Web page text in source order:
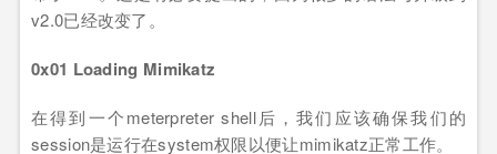
v2.0已经改变了。
0x01 Loading Mimikatz
在得到一个meterpreter shell后，我们应该确保我们的
session是运行在system权限以便让mimikatz正常工作。